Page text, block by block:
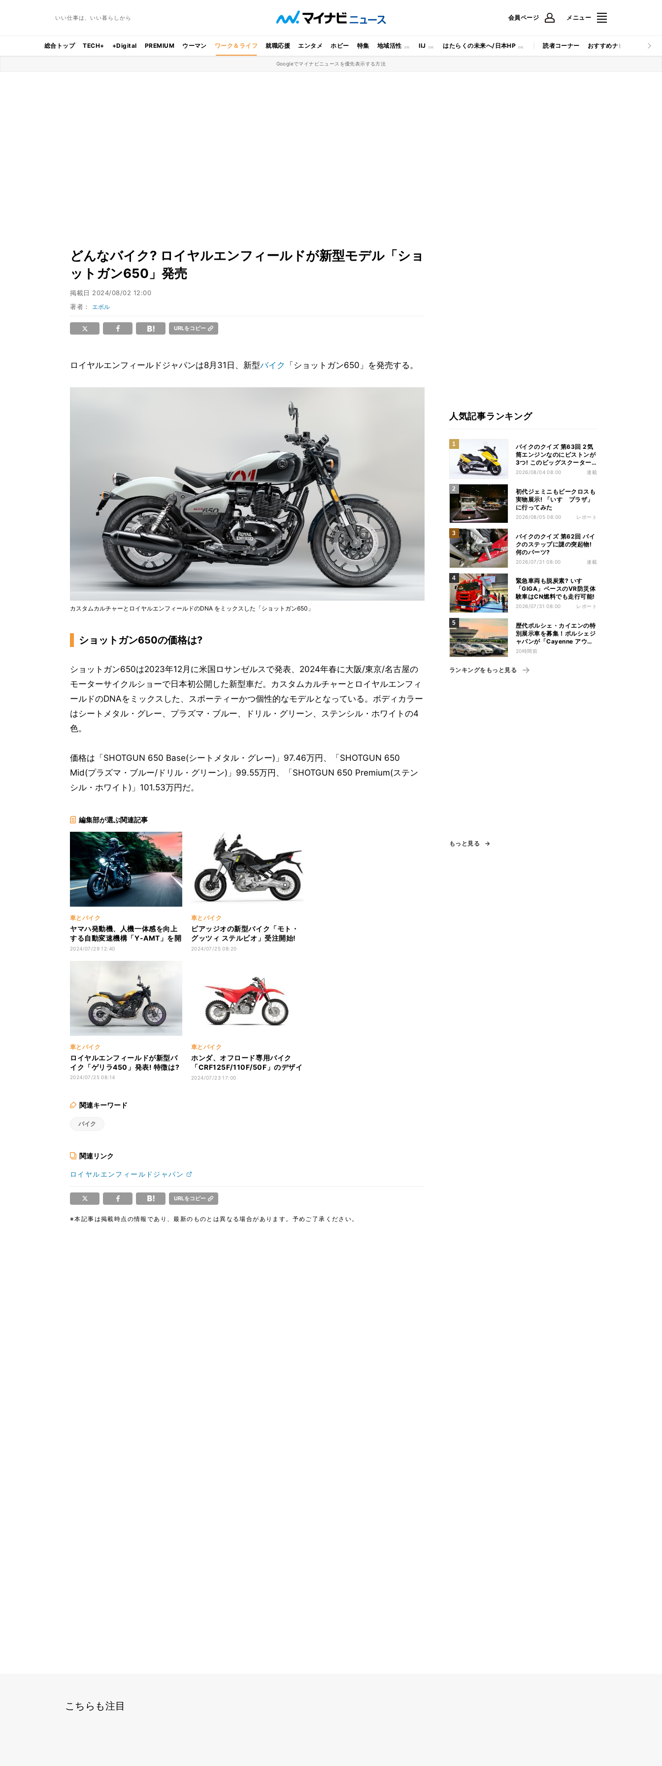
いい仕事は、いい暮らしから 会員ページ メニュー
総合トップ TECH+ +Digital PREMIUM ウーマン ワーク＆ライフ 就職応援 エンタメ ホビー 特集 地域活性 IIJ はたらくの未来へ/日本HP 読者コーナー おすすめナビ マイナビ
Googleでマイナビニュースを優先表示する方法
どんなバイク? ロイヤルエンフィールドが新型モデル「ショ
ットガン650」発売
掲載日 2024/08/02 12:00
著者： エボル
URLをコピー
ロイヤルエンフィールドジャパンは8月31日、新型バイク 「ショットガン650」を発売する。
カスタムカルチャーとロイヤルエンフィールドのDNA をミックスした「ショットガン650」
ショットガン650の価格は?
ショットガン650は2023年12月に米国ロサンゼルスで発表、2024年春に大阪/東京/名古屋の
モーターサイクルショーで日本初公開した新型車だ。カスタムカルチャーとロイヤルエンフィ
ールドのDNAをミックスした、スポーティーかつ個性的なモデルとなっている。ボディカラー
はシートメタル・グレー、プラズマ・ブルー、ドリル・グリーン、ステンシル・ホワイトの4
色。
価格は「SHOTGUN 650 Base(シートメタル・グレー)」97.46万円、「SHOTGUN 650
Mid(プラズマ・ブルー/ドリル・グリーン)」99.55万円、「SHOTGUN 650 Premium(ステン
シル・ホワイト)」101.53万円だ。
編集部が選ぶ関連記事
車とバイク
ヤマハ発動機、人機一体感を向上
する自動変速機構「Y-AMT」を開
発 - 年内発売の新製品に搭載
2024/07/29 12:40
車とバイク
ピアッジオの新型バイク「モト・
グッツィ ステルビオ」受注開始!
気になる価格は
2024/07/25 08:20
車とバイク
ロイヤルエンフィールドが新型バ
イク「ゲリラ450」発表! 特徴は?
2024/07/25 08:14
車とバイク
ホンダ、オフロード専用バイク
「CRF125F/110F/50F」のデザイ
ンを変更! 台数限定で発売
2024/07/23 17:00
関連キーワード
バイク
関連リンク
ロイヤルエンフィールドジャパン
URLをコピー
※本記事は掲載時点の情報であり、最新のものとは異なる場合があります。予めご了承ください。
人気記事ランキング
バイクのクイズ 第63回 2気
筒エンジンなのにピストンが
3つ! このビッグスクーター
の名前は?
2026/08/04 08:00 連載
初代ジェミニもビークロスも
実物展示! 「いすゞプラザ」
に行ってみた
2026/08/05 08:00 レポート
バイクのクイズ 第62回 バイ
クのステップに謎の突起物!
何のパーツ?
2026/07/31 08:00 連載
緊急車両も脱炭素? いすゞ
「GIGA」ベースのVR防災体
験車はCN燃料でも走行可能!
2026/07/31 08:00 レポート
歴代ポルシェ・カイエンの特
別展示車を募集！ポルシェジ
ャパンが「Cayenne アウト
ドアイベント & ドライビン
20時間前
ランキングをもっと見る
もっと見る
こちらも注目